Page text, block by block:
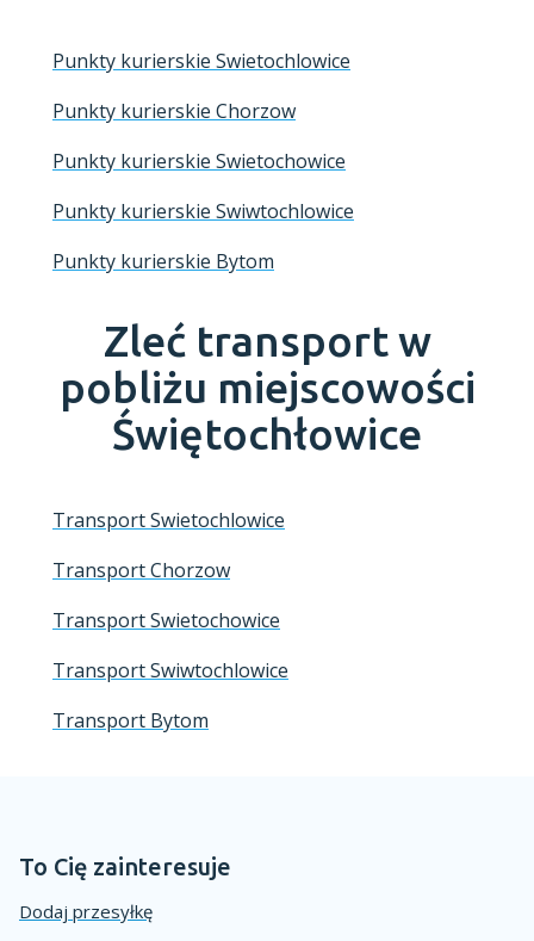
Punkty kurierskie Swietochlowice
Punkty kurierskie Chorzow
Punkty kurierskie Swietochowice
Punkty kurierskie Swiwtochlowice
Punkty kurierskie Bytom
Zleć transport w
pobliżu miejscowości
Świętochłowice
Transport Swietochlowice
Transport Chorzow
Transport Swietochowice
Transport Swiwtochlowice
Transport Bytom
To Cię zainteresuje
Dodaj przesyłkę